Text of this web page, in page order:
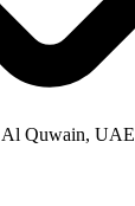
Al Quwain, UAE